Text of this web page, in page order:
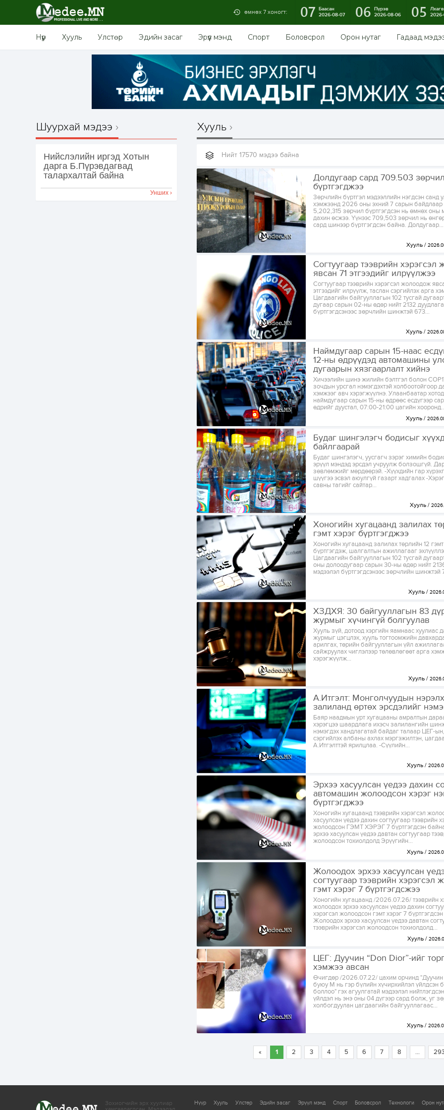
өмнөх 7 хоногт: 07 Баасан
2026-08-07
06 Пүрэв
2026-08-06
05
Нүүр Хууль Улстөр Эдийн засаг Эрүүл мэнд Спорт Боловсрол Орон нутаг Гадаад
Шуурхай мэдээ
Нийслэлийн иргэд Хотын
дарга Б.Пүрэвдагвад
талархалтай байна
Унших ›
Хууль
Нийт 17570 мэдээ байна
Долдугаар сард 709.503 зөрчил
бүртгэгджээ
Зөрчлийн бүртгэл мэдээллийн нэгдсэн санд
хэмжээнд 2026 оны эхний 7 сарын байдлаар
5,202,315 зөрчил бүртгэгдсэн нь өмнөх оны
дахин өсжээ. Үүнээс 709,503 зөрчил нь
сард шинээр бүртгэгдсэн байна. Долдугаар...
Хууль
Согтуугаар тээврийн
явсан 71 этгээдийг илрүүлжээ
Согтуугаар тээврийн хэрэгсэл жолоодож
этгээдийг илрүүлж, таслан сэргийлэх арга
Цагдаагийн байгууллагын 102 тусгай
дугаар сарын 02-ны өдөр нийт 2132
бүртгэгдсэнээс зөрчлийн шинжтэй 673...
Хууль
Наймдугаар сарын 15-наас
12-ны өдрүүдэд автомашины
дугаарын хязгаарлалт хийнэ
Хичээлийн шинэ жилийн бэлтгэл болон
зочдын урсгал нэмэгдэхтэй холбоотойгоор
хэмжээг авч хэрэгжүүлнэ. Улаанбаатар
наймдугаар сарын 15-ны өдрөөс есдүгээр
өдрийг дуустал, 07:00-21:00 цагийн
Хууль
Будаг шингэлэгч бодисыг
байлгаарай
Будаг шингэлэгч, уусгагч зэрэг химийн
эрүүл мэндэд эрсдэл учруулж болзошгүй.
зөвлөмжийг мөрдөөрэй. -Хүүхдийн гар
шүүгээ эсвэл аюулгүй газарт хадгалах -
савны тагийг сайтар...
Хууль
Хоногийн хугацаанд залилах
гэмт хэрэг бүртгэгджээ
Хоногийн хугацаанд залилах төрлийн 12 гэмт
бүртгэгдэж, шалгалтын ажиллагааг
Цагдаагийн байгууллагын 102 тусгай
оны долоодугаар сарын 30-ны өдөр нийт
мэдээлэл бүртгэгдсэнээс зөрчлийн шинжтэй
Хууль
ХЗДХЯ: 30 байгууллагын 83
журмыг хүчингүй болгуулав
Хууль зүй, дотоод хэргийн яамнаас хуулиас
журмыг цэгцлэх, хууль тогтоомжийн
арилгах, төрийн байгууллагын үйл
сайжруулах чиглэлээр төлөвлөгөөт арга
хэрэгжүүлж...
Хууль
А.Итгэлт: Монголчуудын
залиланд өртөх эрсдэлийг
Баяр наадмын урт хугацааны амралтын
хэрэгцээ шаардлага ихэсч залилангийн
нэмэгдэх хандлагатай байдаг талаар ЦЕГ-
сэргийлэх албаны ахлах мэргэжилтэн,
А.Итгэлттэй ярилцлаа. -Сүүлийн...
Хууль
Эрхээ хасуулсан үедээ дахин
автомашин жолоодсон хэрэг
бүртгэгджээ
Хоногийн хугацаанд тээврийн хэрэгсэл
хасуулсан үедээ дахин согтуугаар тээврийн
жолоодсон ГЭМТ ХЭРЭГ 7 бүртгэгдсэн
эрхээ хасуулсан үедээ давтан согтуугаар
жолоодсон тохиолдолд Эрүүгийн...
Хууль
Жолоодох эрхээ хасуулсан
согтуугаар тээврийн хэрэгсэл
гэмт хэрэг 7 бүртгэгдсжээ
Хоногийн хугацаанд /2026.07.26/ тээврийн
жолоодох эрхээ хасуулсан үедээ дахин
хэрэгсэл жолоодсон гэмт хэрэг 7
Жолоодох эрхээ хасуулсан үедээ давтан
тээврийн хэрэгсэл жолоодсон тохиолдолд...
Хууль
ЦЕГ: Дуучин “Don Dior”-ийг
хэмжээ авсан
Өчигдөр /2026.07.22/ цахим орчинд "Дуучин
буюу М нь гэр бүлийн хүчирхийлэл үйлдсэн
боллоо" гэх агуулгатай мэдээлэл
үйлдэл нь энэ оны 04 дүгээр сард болж, уг
холбогдуулан цагдаагийн байгууллагаас...
Хууль
« 1 2 3 4 5 6 7 8 ...
Зохиогчийн эрх хуулиар
Нүүр Хууль Улстөр Эдийн засаг Эрүүл мэнд Спорт Боловсрол Технологи Орон